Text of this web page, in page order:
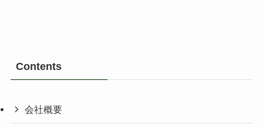
Contents
会社概要